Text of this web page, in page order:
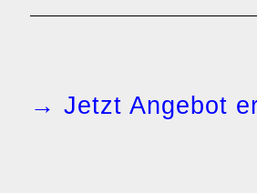
→ Jetzt Angebot